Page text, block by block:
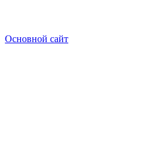
Основной сайт